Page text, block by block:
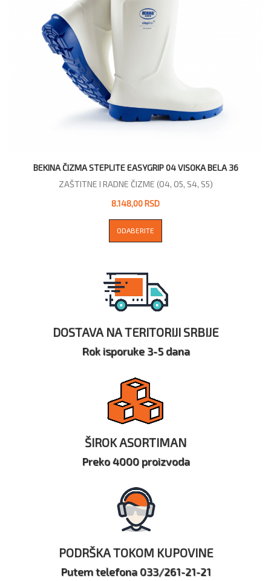
BEKINA ČIZMA STEPLITE EASYGRIP 04 VISOKA BELA 36
ZAŠTITNE I RADNE ČIZME (O4, O5, S4, S5)
8.148,00 RSD
ODABERITE
DOSTAVA NA TERITORIJI SRBIJE
Rok isporuke 3-5 dana
ŠIROK ASORTIMAN
Preko 4000 proizvoda
PODRŠKA TOKOM KUPOVINE
Putem telefona 033/261-21-21